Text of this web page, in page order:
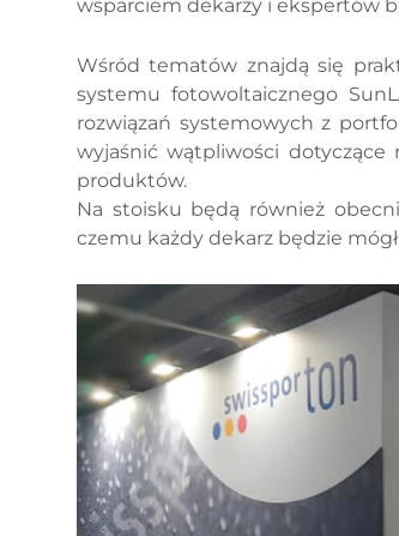
wsparciem dekarzy i ekspertów
Wśród tematów znajdą się
systemu fotowoltaicznego
rozwiązań systemowych z
wyjaśnić wątpliwości dotyczące
produktów.
Na stoisku będą również
czemu każdy dekarz będzie